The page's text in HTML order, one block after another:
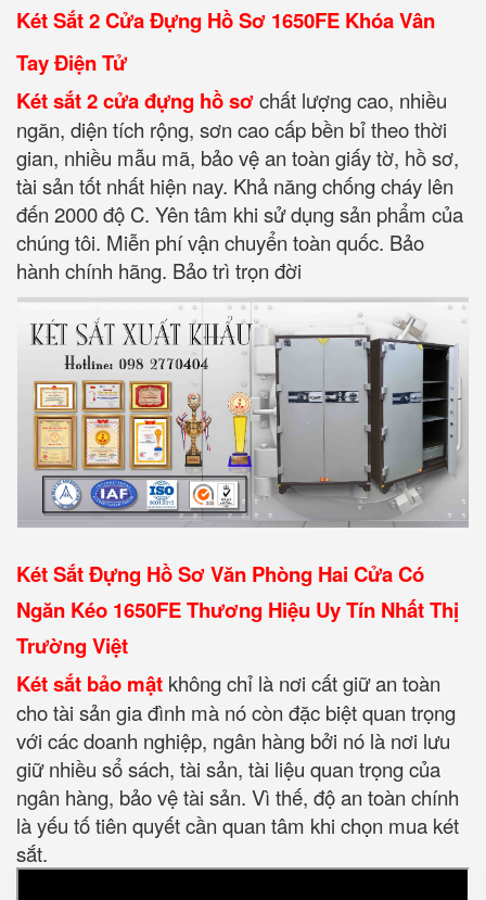
Két Sắt 2 Cửa Đựng Hồ Sơ 1650FE Khóa Vân
Tay Điện Tử
Két sắt 2 cửa đựng hồ sơchất lượng cao, nhiều
ngăn, diện tích rộng, sơn cao cấp bền bỉ theo thời
gian, nhiều mẫu mã, bảo vệ an toàn giấy tờ, hồ sơ,
tài sản tốt nhất hiện nay. Khả năng chống cháy lên
đến 2000 độ C. Yên tâm khi sử dụng sản phẩm của
chúng tôi. Miễn phí vận chuyển toàn quốc. Bảo
hành chính hãng. Bảo trì trọn đời
Két Sắt Đựng Hồ Sơ Văn Phòng Hai Cửa Có
Ngăn Kéo 1650FE Thương Hiệu Uy Tín Nhất Thị
Trường Việt
Két sắt bảo mật không chỉ là nơi cất giữ an toàn
cho tài sản gia đình mà nó còn đặc biệt quan trọng
với các doanh nghiệp, ngân hàng bởi nó là nơi lưu
giữ nhiều sổ sách, tài sản, tài liệu quan trọng của
ngân hàng, bảo vệ tài sản. Vì thế, độ an toàn chính
là yếu tố tiên quyết cần quan tâm khi chọn mua két
sắt.